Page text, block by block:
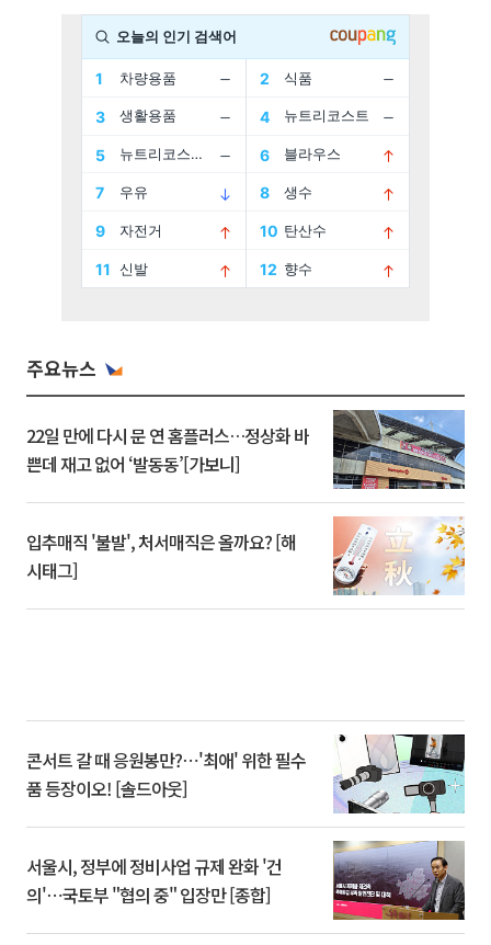
주요뉴스
22일 만에 다시 문 연 홈플러스…정상화 바
쁜데 재고 없어 ‘발동동’[가보니]
입추매직 '불발', 처서매직은 올까요? [해
시태그]
콘서트 갈 때 응원봉만?⋯'최애' 위한 필수
품 등장이오! [솔드아웃]
서울시, 정부에 정비사업 규제 완화 '건
의'⋯국토부 "협의 중" 입장만 [종합]